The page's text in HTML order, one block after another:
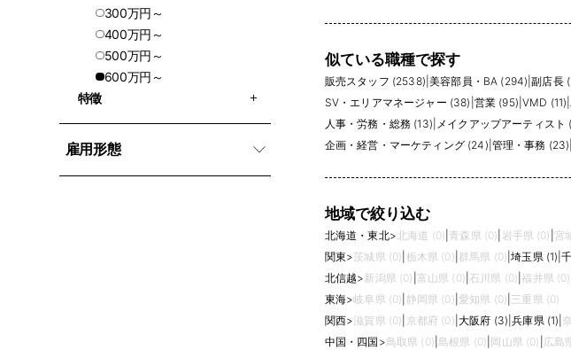
300万円～
400万円～
500万円～
600万円～
特徵
雇用形態
当カテゴリ、売上規模、仕入れや在庫管理の経験
応募前には、MDがどこまで意思決定するポジショ
する場合もあれば、数値管理やアシスタント業務
離を確認すると、入社後の役割を具体的にイメージ
求人を比較する際は、企画寄りか仕入れ寄りか、
地域で絞り込む
北海道・東北>北海道 (0) |青森県 (0) 岩手県 (0) 宮
関東>茨城県 (0) 栃木県 (0) 群馬県 (0) |埼玉県 (1) |
北信越>新潟県 (0) 富山県 (0) 石川県 (0) |福井県 (0)
東海>岐阜県 (0) 静岡県 (0) 愛知県 (0) 三重県 (0)
関西>滋賀県 (0) 京都府 (0) 大阪府 (3) |兵庫県 (1)
中国・四国 >鳥取県 (0) |島根県 (0) 岡山県 (0) 広島
似ている職種で探す
販売スタッフ (2538) |美容部員・BA (294) |副店長
SV・エリアマネージャー (38) 営業 (95) VMD (11) |
人事・労務・総務 (13) メイクアップアーティスト
企画・経営・マーケティング (24) 管理・事務 (23)